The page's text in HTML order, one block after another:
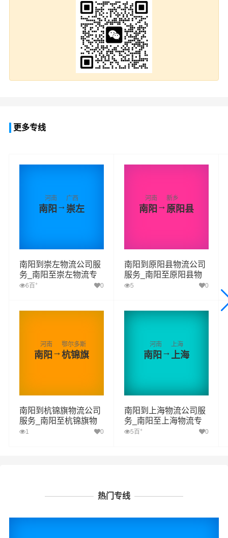
更多专线
河南
南阳 →
广西
崇左
南阳到崇左物流公司服
务_南阳至崇左物流专
线高效、安全、可靠的
6百 + 0
河南
南阳 →
新乡
原阳县
南阳到原阳县物流公司
服务_南阳至原阳县物
流专线高效、安全、可
5 0
河南
南阳 →
鄂尔多斯
杭锦旗
南阳到杭锦旗物流公司
服务_南阳至杭锦旗物
流专线高效、安全、可
1 0
河南
南阳 →
上海
上海
南阳到上海物流公司服
务_南阳至上海物流专
线高效、安全、可靠的
5百 + 0
热门专线